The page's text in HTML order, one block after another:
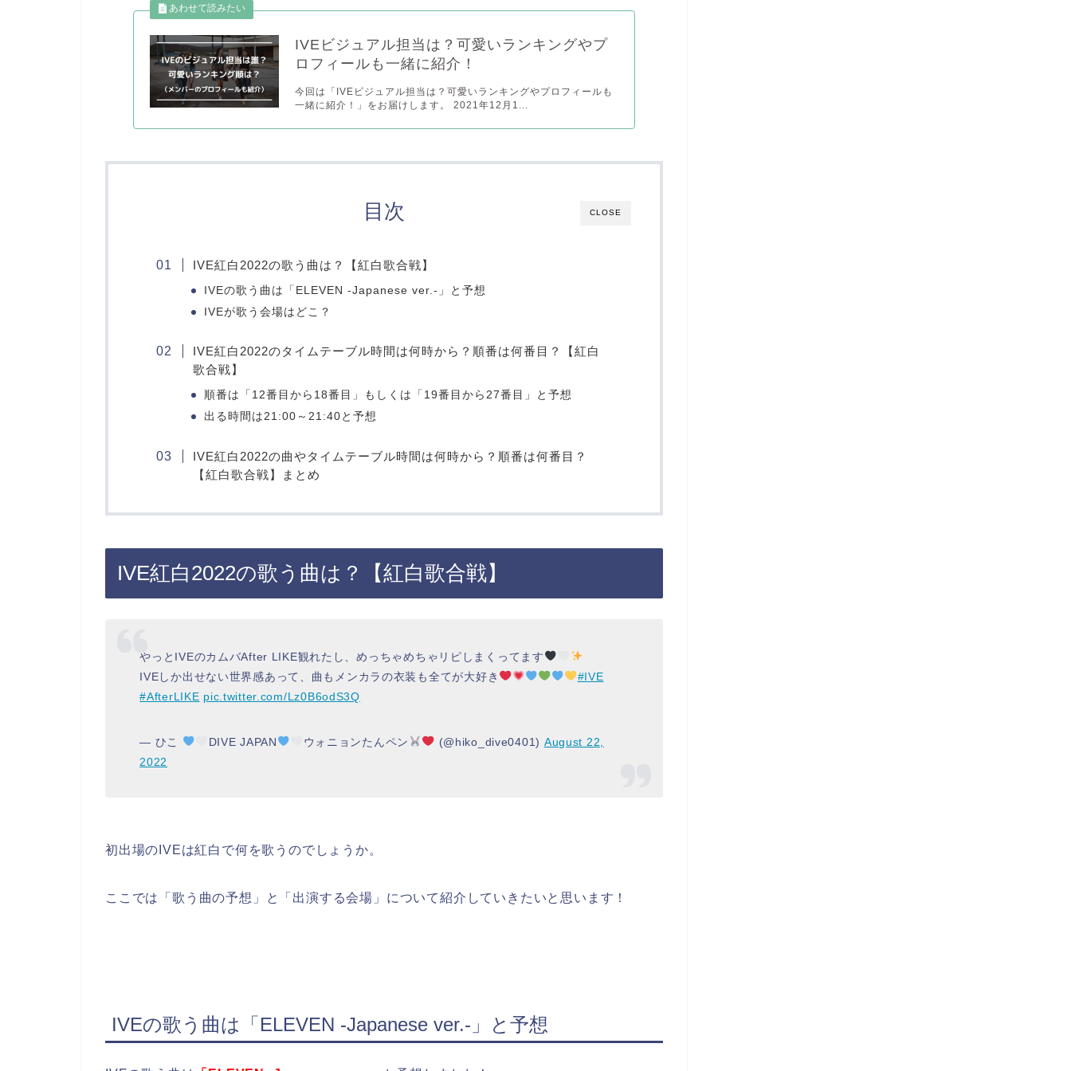
IVEビジュアル担当は？可愛いランキングやプ
ロフィールも一緒に紹介！
今回は「IVEビジュアル担当は？可愛いランキングやプロフィールも
一緒に紹介！」をお届けします。 2021年12月1...
CLOSE
目次
IVE紅白2022の歌う曲は？【紅白歌合戦】
IVEの歌う曲は「ELEVEN -Japanese ver.-」と予想
IVEが歌う会場はどこ？
IVE紅白2022のタイムテーブル時間は何時から？順番は何番目？【紅白
歌合戦】
順番は「12番目から18番目」もしくは「19番目から27番目」と予想
出る時間は21:00～21:40と予想
IVE紅白2022の曲やタイムテーブル時間は何時から？順番は何番目？
【紅白歌合戦】まとめ
IVE紅白2022の歌う曲は？【紅白歌合戦】
やっとIVEのカムバAfter LIKE観れたし、めっちゃめちゃリピしまくってます
IVEしか出せない世界感あって、曲もメンカラの衣装も全てが大好き
#IVE
#AfterLIKE pic.twitter.com/Lz0B6odS3Q
— ひこ DIVE JAPAN ウォニョンたんペン (@hiko_dive0401) August 22,
2022
初出場のIVEは紅白で何を歌うのでしょうか。
ここでは「歌う曲の予想」と「出演する会場」について紹介していきたいと思います！
IVEの歌う曲は「ELEVEN -Japanese ver.-」と予想